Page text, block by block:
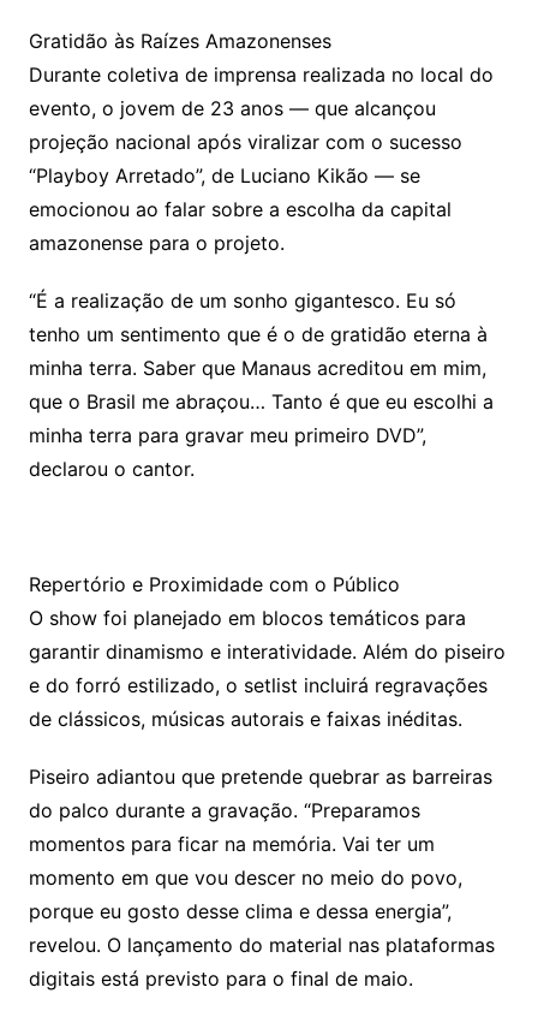
Gratidão às Raízes Amazonenses
Durante coletiva de imprensa realizada no local do
evento, o jovem de 23 anos — que alcançou
projeção nacional após viralizar com o sucesso
“Playboy Arretado”, de Luciano Kikão — se
emocionou ao falar sobre a escolha da capital
amazonense para o projeto.
“É a realização de um sonho gigantesco. Eu só
tenho um sentimento que é o de gratidão eterna à
minha terra. Saber que Manaus acreditou em mim,
que o Brasil me abraçou… Tanto é que eu escolhi a
minha terra para gravar meu primeiro DVD”,
declarou o cantor.
Repertório e Proximidade com o Público
O show foi planejado em blocos temáticos para
garantir dinamismo e interatividade. Além do piseiro
e do forró estilizado, o setlist incluirá regravações
de clássicos, músicas autorais e faixas inéditas.
Piseiro adiantou que pretende quebrar as barreiras
do palco durante a gravação. “Preparamos
momentos para ficar na memória. Vai ter um
momento em que vou descer no meio do povo,
porque eu gosto desse clima e dessa energia”,
revelou. O lançamento do material nas plataformas
digitais está previsto para o final de maio.